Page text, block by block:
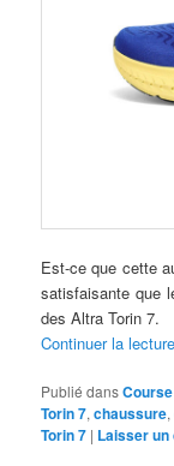
Est-ce que cette
satisfaisante que
des Altra Torin 7.
Continuer la lecture
Publié dans
Torin 7,chaussure,
Torin 7 | Laisser